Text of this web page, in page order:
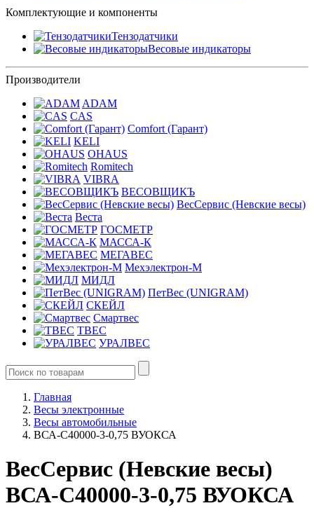
Комплектующие и компоненты
Тензодатчики
Весовые индикаторы
Производители
ADAM
CAS
Comfort (Гарант)
KELI
OHAUS
Romitech
VIBRA
ВЕСОВЩИКЪ
ВесСервис (Невские весы)
Веста
ГОСМЕТР
МАССА-К
МЕГАВЕС
Мехэлектрон-М
МИДЛ
ПетВес (UNIGRAM)
СКЕЙЛ
Смартвес
ТВЕС
УРАЛВЕС
Главная
Весы электронные
Весы автомобильные
ВСА-С40000-3-0,75 ВУОКСА
ВесСервис (Невские весы)
ВСА-С40000-3-0,75 ВУОКСА